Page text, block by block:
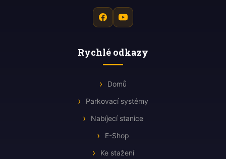
Rychlé odkazy
Domů
Parkovací systémy
Nabíjecí stanice
E-Shop
Ke stažení